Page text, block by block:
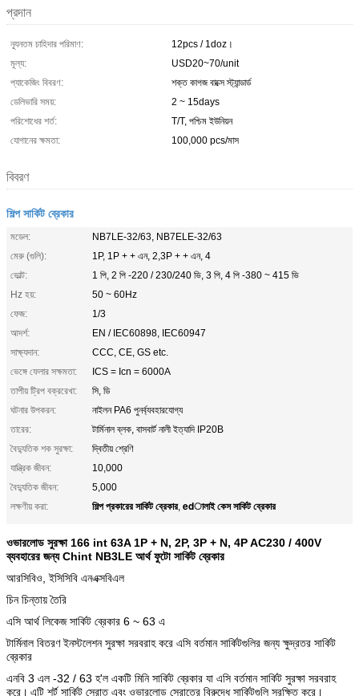
প্রদান
ন্যূনতম চাহিদার পরিমাণ:
12pcs / 1doz।
মূল্য:
USD20~70/unit
প্যাকেজিং বিবরণ:
শক্ত কাগজ বাক্সে স্ট্যান্ডার্ড
ডেলিভারি সময়:
2 ~ 15days
পরিশোধের শর্ত:
T/T, পশ্চিম ইউনিয়ন
যোগানের ক্ষমতা:
100,000 pcs/মাস
বিবরণ
শিল্প সার্কিট ব্রেকার
মডেল:
NB7LE-32/63, NB7ELE-32/63
মেরু (গুলি):
1P, 1P + + এন, 2,3P + + এন, 4
ভোল্ট:
1 পি, 2 পি -220 / 230/240 ভি, 3 পি, 4 পি -380 ~ 415 ভি
Hz হয়:
50 ~ 60Hz
ফেজ:
1/3
আদর্শ:
EN / IEC60898, IEC60947
সাক্ষ্যদান:
CCC, CE, GS etc.
ভেঙ্গে ফেলার সক্ষমতা:
ICS = Icn = 6000A
তাপীয় ট্রিপ বক্ররেখা:
সি, ডি
ঘটনার উপকরন:
নাইলন PA6 পুনর্ব্যবহারযোগ্য
তারের:
টার্মিনাল ব্লক, বাসবার্ট নালী ইত্যাদি IP20B
বৈদ্যুতিক শক সুরক্ষা:
দ্বিতীয় শ্রেণি
যান্ত্রিক জীবন:
10,000
বৈদ্যুতিক জীবন:
5,000
লক্ষণীয় করা:
শিল্প প্রকারের সার্কিট ব্রেকার, edালাই কেস সার্কিট ব্রেকার
ওভারলোড সুরক্ষা 166 int 63A 1P + N, 2P, 3P + N, 4P AC230 / 400V
ব্যবহারের জন্য Chint NB3LE আর্থ ফুটো সার্কিট ব্রেকার
আরসিবিও, ইসিসিবি এনএক্সবিএল
চিন চিন্তায় তৈরি
এসি আর্থ লিকেজ সার্কিট ব্রেকার 6 ~ 63 এ
টার্মিনাল বিতরণ ইনস্টলেশন সুরক্ষা সরবরাহ করে এসি বর্তমান সার্কিটগুলির জন্য ক্ষুদ্রতর সার্কিট
ব্রেকার
এনবি 3 এল -32 / 63 হ'ল একটি মিনি সার্কিট ব্রেকার যা এসি বর্তমান সার্কিট সুরক্ষা সরবরাহ
করে। এটি শর্ট সার্কিট স্রোত এবং ওভারলোড স্রোতের বিরুদ্ধে সার্কিটগুলি সুরক্ষিত করে।